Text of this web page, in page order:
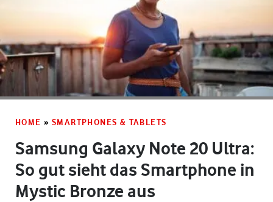
HOME » SMARTPHONES & TABLETS
Samsung Galaxy Note 20 Ultra:
So gut sieht das Smartphone in
Mystic Bronze aus